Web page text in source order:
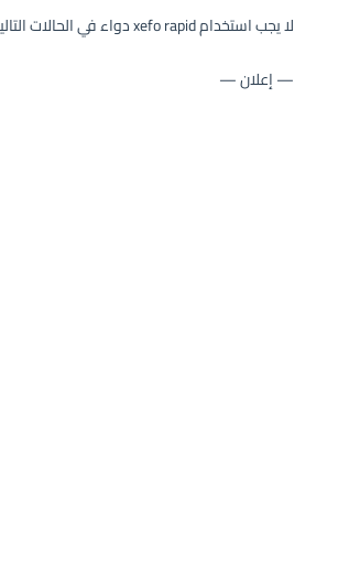
لا يجب استخدام xefo rapid دواء في الحالات التالية:
— إعلان —